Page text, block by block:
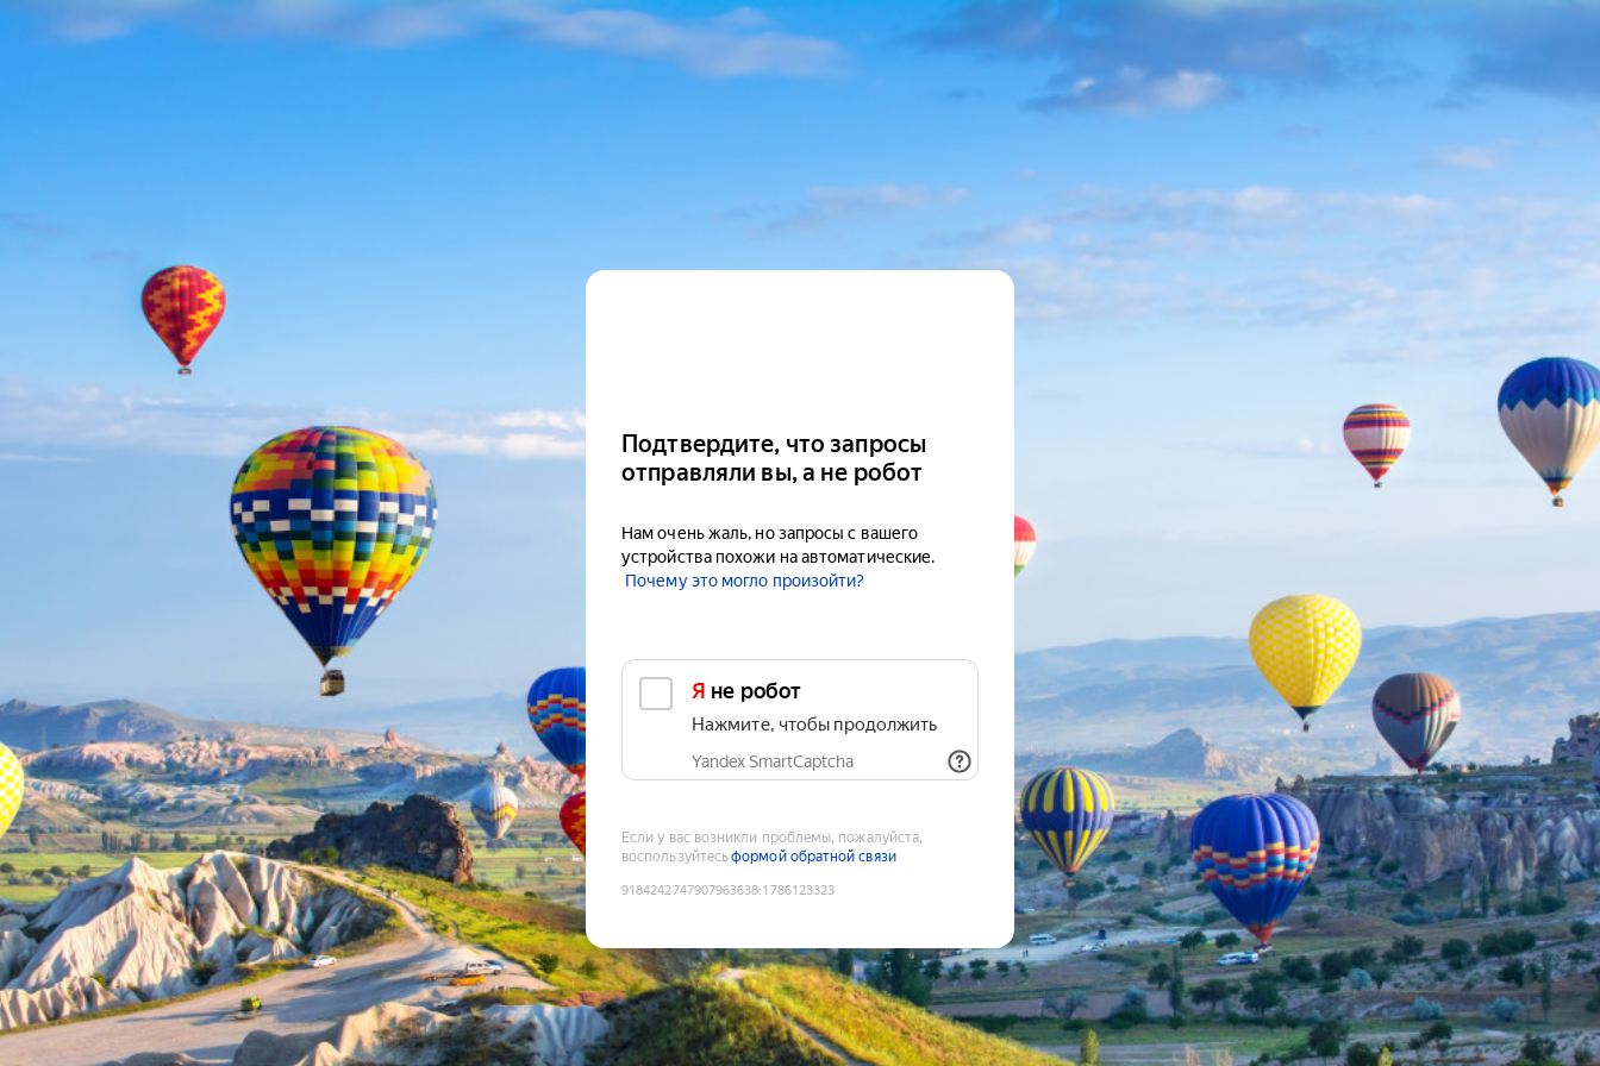
Подтвердите, что запросы
отправляли вы, а не робот
Нам очень жаль, но запросы с вашего
устройства похожи на автоматические.
Почему это могло произойти?
Я не робот
Нажмите, чтобы продолжить
Yandex SmartCaptcha
Если у вас возникли проблемы, пожалуйста,
воспользуйтесьформой обратной связи
9184242747907963638:1786123323